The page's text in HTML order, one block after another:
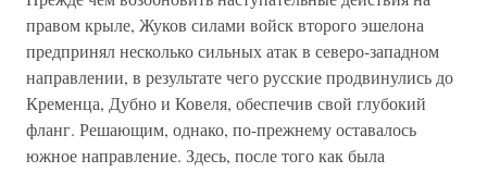
правом крыле, Жуков силами войск второго эшелона
предпринял несколько сильных атак в северо-западном
направлении, в результате чего русские продвинулись до
Кременца, Дубно и Ковеля, обеспечив свой глубокий
фланг. Решающим, однако, по-прежнему оставалось
южное направление. Здесь, после того как была